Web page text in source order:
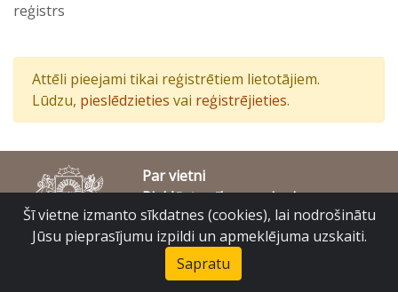
reģistrs
Attēli pieejami tikai reģistrētiem lietotājiem.
Lūdzu, pieslēdzieties vai reģistrējieties.
Par vietni
Piekļūstamības paziņojums
© Latvijas Valsts vēstures arhīvs 2007-2026
Slokas iela 16, Rīga, LV – 1048
raduraksti@arhivi.gov.lv
Šī vietne izmanto sīkdatnes (cookies), lai nodrošinātu
Jūsu pieprasījumu izpildi un apmeklējuma uzskaiti.
Sapratu